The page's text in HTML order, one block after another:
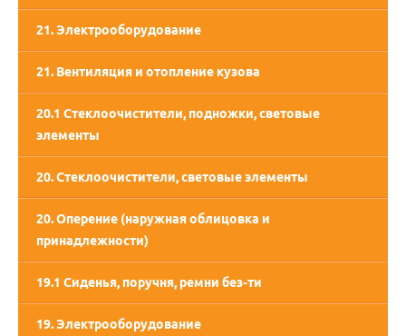
21. Электрооборудование
21. Вентиляция и отопление кузова
20.1 Стеклоочистители, подножки, световые
элементы
20. Стеклоочистители, световые элементы
20. Оперение (наружная облицовка и
принадлежности)
19.1 Сиденья, поручня, ремни без-ти
19. Электрооборудование